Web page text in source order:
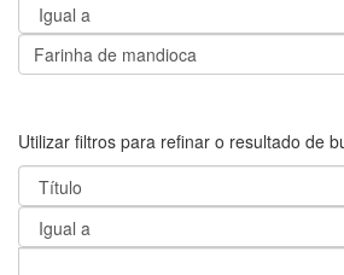
Utilizar filtros para refinar o resultado de